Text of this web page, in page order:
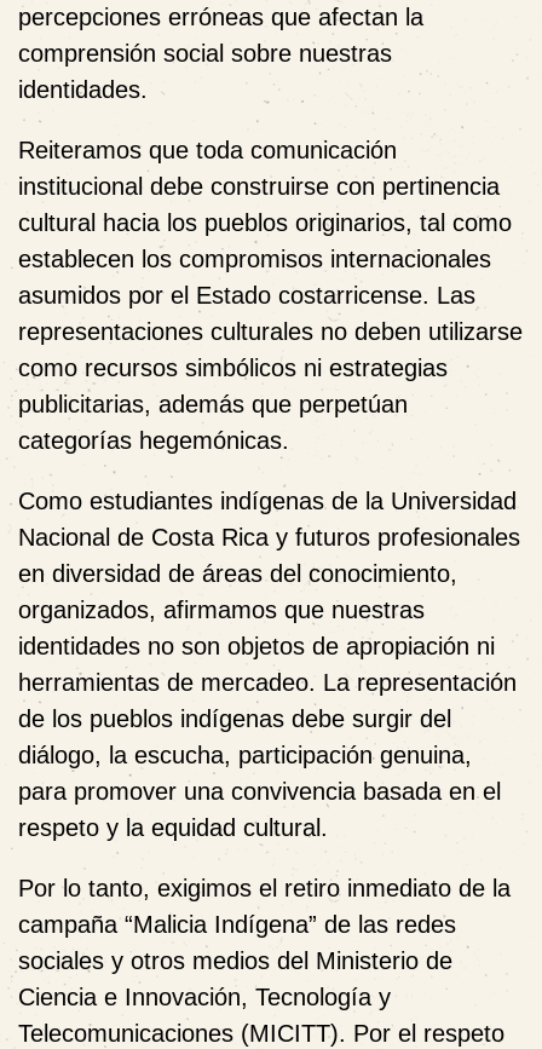
percepciones erróneas que afectan la
comprensión social sobre nuestras
identidades.
Reiteramos que toda comunicación
institucional debe construirse con pertinencia
cultural hacia los pueblos originarios, tal como
establecen los compromisos internacionales
asumidos por el Estado costarricense. Las
representaciones culturales no deben utilizarse
como recursos simbólicos ni estrategias
publicitarias, además que perpetúan
categorías hegemónicas.
Como estudiantes indígenas de la Universidad
Nacional de Costa Rica y futuros profesionales
en diversidad de áreas del conocimiento,
organizados, afirmamos que nuestras
identidades no son objetos de apropiación ni
herramientas de mercadeo. La representación
de los pueblos indígenas debe surgir del
diálogo, la escucha, participación genuina,
para promover una convivencia basada en el
respeto y la equidad cultural.
Por lo tanto, exigimos el retiro inmediato de la
campaña “Malicia Indígena” de las redes
sociales y otros medios del Ministerio de
Ciencia e Innovación, Tecnología y
Telecomunicaciones (MICITT). Por el respeto